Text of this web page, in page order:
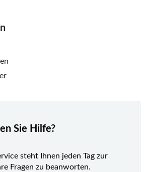
Sie Hilfe?
steht Ihnen jeden Tag zur
Fragen zu beanworten.